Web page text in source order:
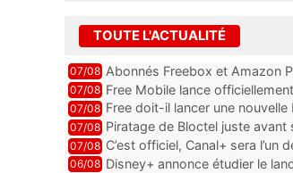
TOUTE L'ACTUALITÉ
07/08 Abonnés Freebox et Amazon
07/08 Free Mobile lance
des promos et des cadeaux
07/08 Free doit-il lancer une
07/08 Piratage de Bloctel juste avant
auraient fuité
07/08 C’est officiel, Canal+ sera
Vision 2
06/08 Disney+ annonce étudier le